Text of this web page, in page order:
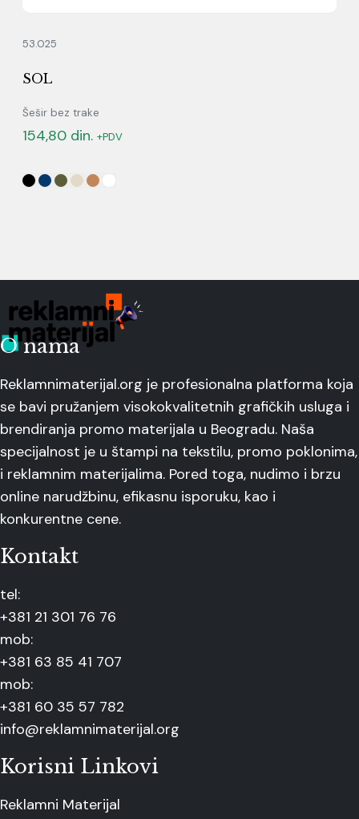
53.025
SOL
Šešir bez trake
154,80 din. +PDV
O nama
Reklamnimaterijal.org je profesionalna platforma koja
se bavi pružanjem visokokvalitetnih grafičkih usluga i
brendiranja promo materijala u Beogradu. Naša
specijalnost je u štampi na tekstilu, promo poklonima,
i reklamnim materijalima. Pored toga, nudimo i brzu
online narudžbinu, efikasnu isporuku, kao i
konkurentne cene.
Kontakt
tel:
+381 21 301 76 76
mob:
+381 63 85 41 707
mob:
+381 60 35 57 782
info@reklamnimaterijal.org
Korisni Linkovi
Reklamni Materijal